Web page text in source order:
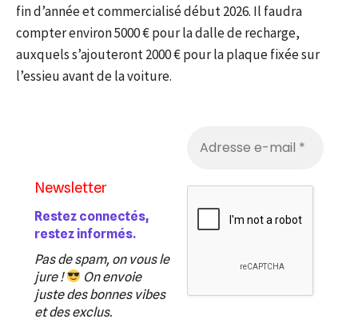
fin d’année et commercialisé début 2026. Il faudra
compter environ 5000 € pour la dalle de recharge,
auxquels s’ajouteront 2000 € pour la plaque fixée sur
l’essieu avant de la voiture.
Newsletter
Restez connectés,
restez informés.
Pas de spam, on vous le
jure !
On envoie
juste des bonnes vibes
et des exclus.